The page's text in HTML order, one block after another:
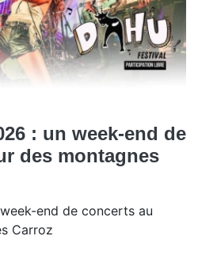
: un week-end de
des montagnes
end de concerts au
Carroz